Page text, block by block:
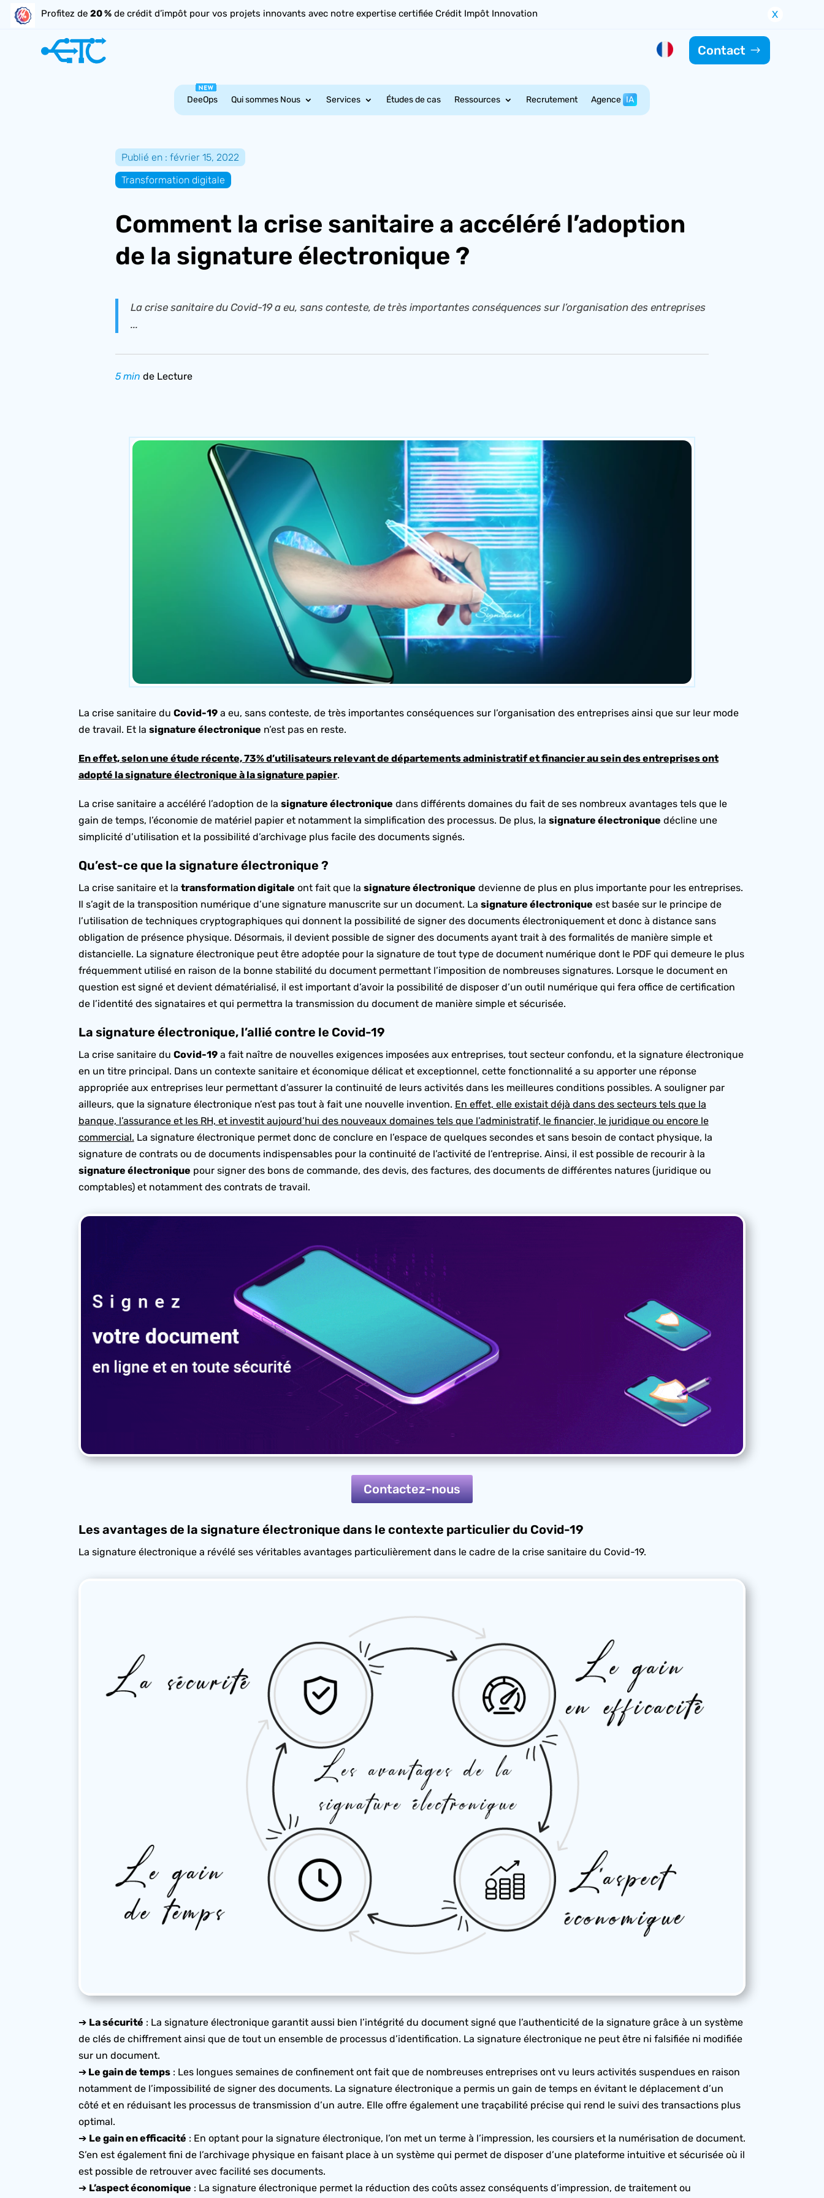
Profitez de20 % de crédit d’impôt pour vos projets innovants avec notre expertise certifiée Crédit Impôt Innovation X
Contact
DeeOps Qui sommes Nous Services Études de cas Ressources Recrutement Agence IA
Publié en : février 15, 2022
Transformation digitale
Comment la crise sanitaire a accéléré l’adoption
de la signature électronique ?
La crise sanitaire du Covid-19 a eu, sans conteste, de très importantes conséquences sur l’organisation des entreprises
...
5 min de Lecture
La crise sanitaire du Covid-19a eu, sans conteste, de très importantes conséquences sur l’organisation des entreprises ainsi que sur leur mode
de travail. Et la signature électronique n’est pas en reste.
En effet, selon une étude récente, 73% d’utilisateurs relevant de départements administratif et financier au sein des entreprises ont
adopté la signature électronique à la signature papier.
La crise sanitaire a accéléré l’adoption de la signature électronique dans différents domaines du fait de ses nombreux avantages tels que le
gain de temps, l’économie de matériel papier et notamment la simplification des processus. De plus, la signature électronique décline une
simplicité d’utilisation et la possibilité d’archivage plus facile des documents signés.
Qu’est-ce que la signature électronique ?
La crise sanitaire et la transformation digitale ont fait que la signature électronique devienne de plus en plus importante pour les entreprises.
Il s’agit de la transposition numérique d’une signature manuscrite sur un document. La signature électronique est basée sur le principe de
l’utilisation de techniques cryptographiques qui donnent la possibilité de signer des documents électroniquement et donc à distance sans
obligation de présence physique. Désormais, il devient possible de signer des documents ayant trait à des formalités de manière simple et
distancielle. La signature électronique peut être adoptée pour la signature de tout type de document numérique dont le PDF qui demeure le plus
fréquemment utilisé en raison de la bonne stabilité du document permettant l’imposition de nombreuses signatures. Lorsque le document en
question est signé et devient dématérialisé, il est important d’avoir la possibilité de disposer d’un outil numérique qui fera office de certification
de l’identité des signataires et qui permettra la transmission du document de manière simple et sécurisée.
La signature électronique, l’allié contre le Covid-19
La crise sanitaire du Covid-19a fait naître de nouvelles exigences imposées aux entreprises, tout secteur confondu, et la signature électronique
en un titre principal. Dans un contexte sanitaire et économique délicat et exceptionnel, cette fonctionnalité a su apporter une réponse
appropriée aux entreprises leur permettant d’assurer la continuité de leurs activités dans les meilleures conditions possibles. A souligner par
ailleurs, que la signature électronique n’est pas tout à fait une nouvelle invention. En effet, elle existait déjà dans des secteurs tels que la
banque, l’assurance et les RH, et investit aujourd’hui des nouveaux domaines tels que l’administratif, le financier, le juridique ou encore le
commercial. La signature électronique permet donc de conclure en l’espace de quelques secondes et sans besoin de contact physique, la
signature de contrats ou de documents indispensables pour la continuité de l’activité de l’entreprise. Ainsi, il est possible de recourir à la
signature électronique pour signer des bons de commande, des devis, des factures, des documents de différentes natures (juridique ou
comptables) et notamment des contrats de travail.
Contactez-nous
Les avantages de la signature électronique dans le contexte particulier du Covid-19
La signature électronique a révélé ses véritables avantages particulièrement dans le cadre de la crise sanitaire du Covid-19.
➔ La sécurité : La signature électronique garantit aussi bien l’intégrité du document signé que l’authenticité de la signature grâce à un système
de clés de chiffrement ainsi que de tout un ensemble de processus d’identification. La signature électronique ne peut être ni falsifiée ni modifiée
sur un document.
➔Le gain de temps: Les longues semaines de confinement ont fait que de nombreuses entreprises ont vu leurs activités suspendues en raison
notamment de l’impossibilité de signer des documents. La signature électronique a permis un gain de temps en évitant le déplacement d’un
côté et en réduisant les processus de transmission d’un autre. Elle offre également une traçabilité précise qui rend le suivi des transactions plus
optimal.
➔ Le gain en efficacité : En optant pour la signature électronique, l’on met un terme à l’impression, les coursiers et la numérisation de document.
S’en est également fini de l’archivage physique en faisant place à un système qui permet de disposer d’une plateforme intuitive et sécurisée où il
est possible de retrouver avec facilité ses documents.
➔ L’aspect économique : La signature électronique permet la réduction des coûts assez conséquents d’impression, de traitement ou